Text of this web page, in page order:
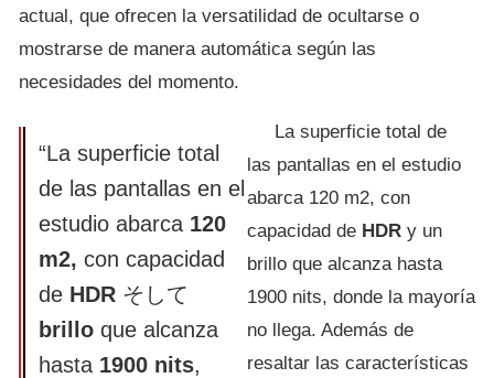
actual, que ofrecen la versatilidad de ocultarse o
mostrarse de manera automática según las
necesidades del momento.
“La superficie total
de las pantallas en el
estudio abarca 120
m2, con capacidad
de HDR そして
brillo que alcanza
hasta 1900 nits,
La superficie total de
las pantallas en el estudio
abarca 120 m2, con
capacidad de HDR y un
brillo que alcanza hasta
1900 nits, donde la mayoría
no llega. Además de
resaltar las características